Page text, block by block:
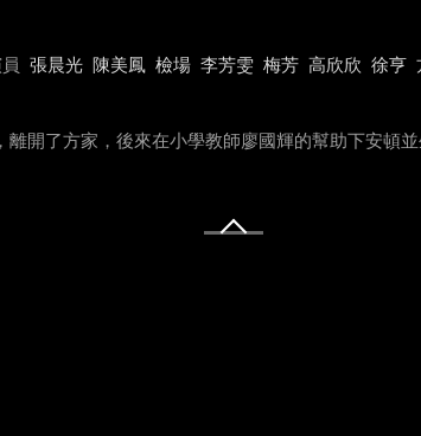
張晨光 陳美鳳 檢場 李芳雯 梅芳 高欣欣 徐亨
開了方家，後來在小學教師廖國輝的幫助下安頓